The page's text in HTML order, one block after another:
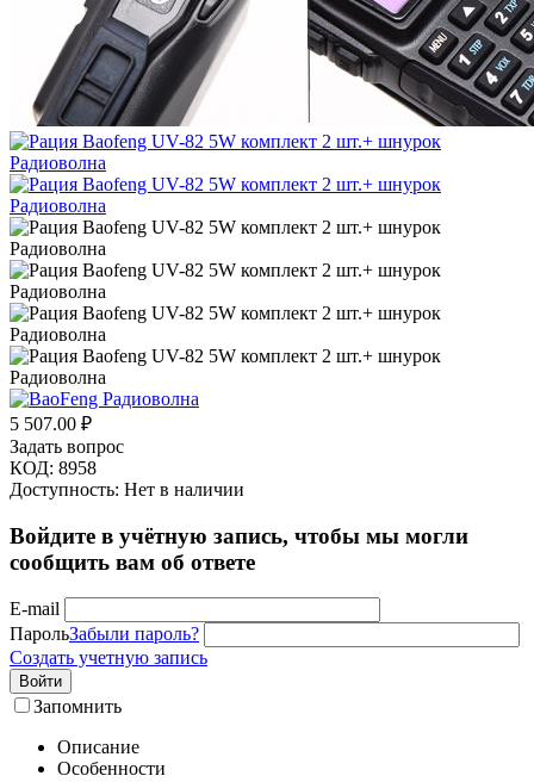
5 507.00 ₽
Задать вопрос
КОД: 8958
Доступность: Нет в наличии
Войдите в учётную запись, чтобы мы могли
сообщить вам об ответе
E-mail
ПарольЗабыли пароль?
Создать учетную запись
Войти
Запомнить
Описание
Особенности